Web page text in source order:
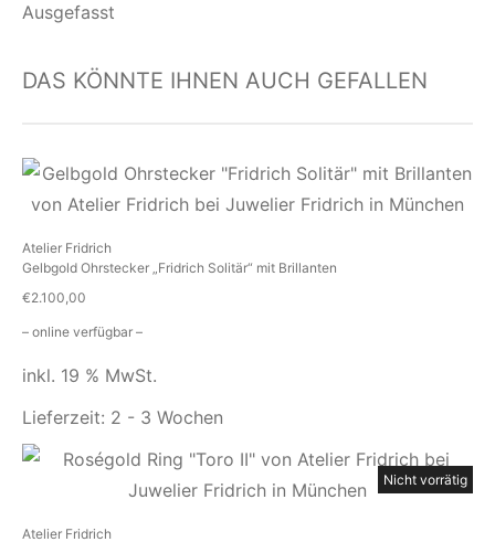
Ausgefasst
DAS KÖNNTE IHNEN AUCH GEFALLEN
Atelier Fridrich
Gelbgold Ohrstecker „Fridrich Solitär“ mit Brillanten
€2.100,00
– online verfügbar –
inkl. 19 % MwSt.
Lieferzeit: 2 - 3 Wochen
Nicht vorrätig
Atelier Fridrich